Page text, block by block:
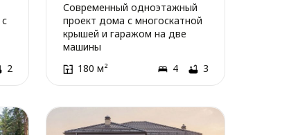
2
Современный одноэтажный
проект дома с многоскатной
крышей и гаражом на две
машины
180 м²
4 3